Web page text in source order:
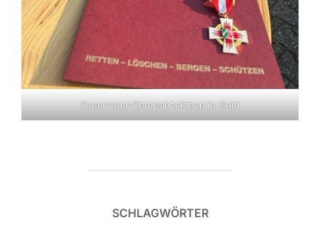
Feuerwehr-Ehrenabzeichen in Gold
SCHLAGWÖRTER